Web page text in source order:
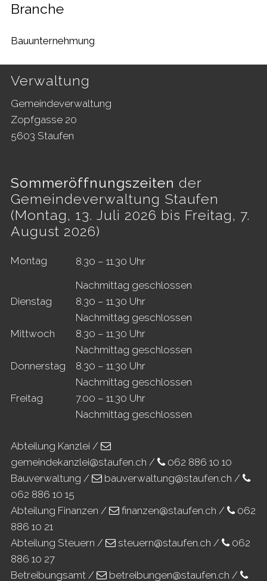
Branche
Bauunternehmung
Footer
Verwaltung
Gemeindeverwaltung
Zopfgasse 20
5603 Staufen
Sommeröffnungszeiten der
Gemeindeverwaltung Staufen
(Montag, 13. Juli 2026 bis Freitag, 7.
August 2026)
Montag
8.30 – 11.30 Uhr
Nachmittag geschlossen
Dienstag
8.30 – 11.30 Uhr
Nachmittag geschlossen
Mittwoch
8.30 – 11.30 Uhr
Nachmittag geschlossen
Donnerstag
8.30 – 11.30 Uhr
Nachmittag geschlossen
Freitag
7.00 – 11.30 Uhr
Nachmittag geschlossen
Abteilung Kanzlei /
gemeindekanzlei@staufen.ch /
062 886 10 10
Bauverwaltung /
bauverwaltung@staufen.ch /
062 886 10 15
Abteilung Finanzen /
finanzen@staufen.ch /
062
886 10 21
Abteilung Steuern /
steuern@staufen.ch /
062
886 10 27
Betreibungsamt /
betreibungen@staufen.ch /